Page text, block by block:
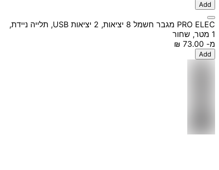
Add
PRO ELEC מגבר חשמל 8 יציאות, 2 יציאות USB, תלייה ניידת,
1 מטר, שחור
מ-
Add